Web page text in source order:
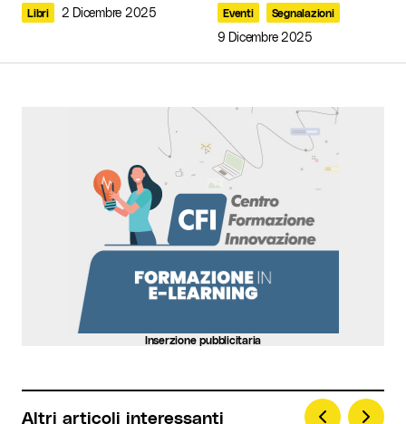
Gianni Fantoni
Rispondi
Il tuo indirizzo email non sarà pubblicato.
campi obbligatori sono contrassegnati
Your E-mail*
Libri 2 Dicembre 2025 Eventi Segnalazioni
9 Dicembre 2025
Inserzione pubblicitaria
Altri articoli interessanti